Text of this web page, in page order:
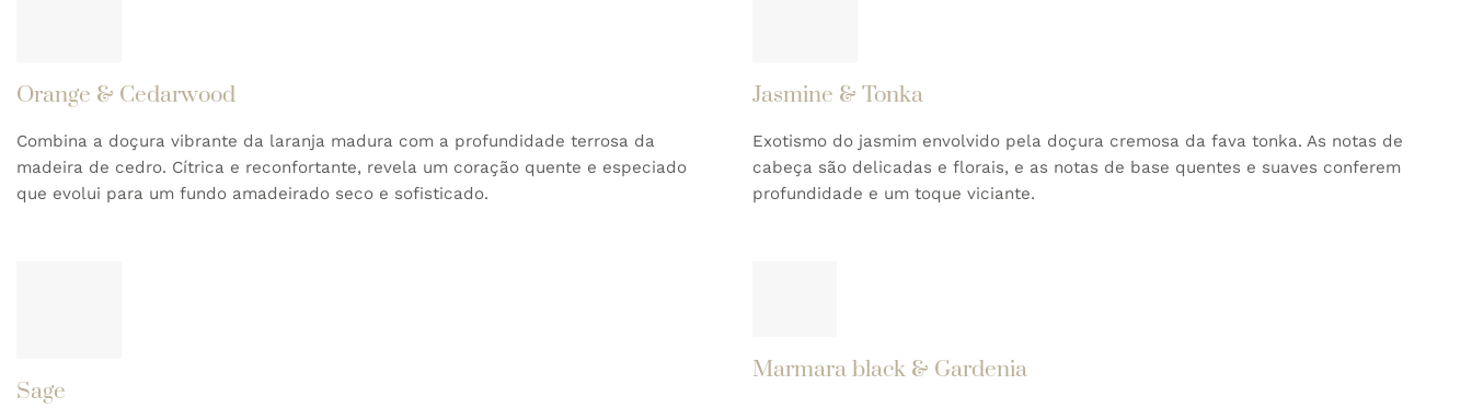
Orange & Cedarwood
Combina a doçura vibrante da laranja madura com a profundidade terrosa da
madeira de cedro. Cítrica e reconfortante, revela um coração quente e especiado
que evolui para um fundo amadeirado seco e sofisticado.
Jasmine & Tonka
Exotismo do jasmim envolvido pela doçura cremosa da fava tonka. As notas de
cabeça são delicadas e florais, e as notas de base quentes e suaves conferem
profundidade e um toque viciante.
Sage
Marmara black & Gardenia